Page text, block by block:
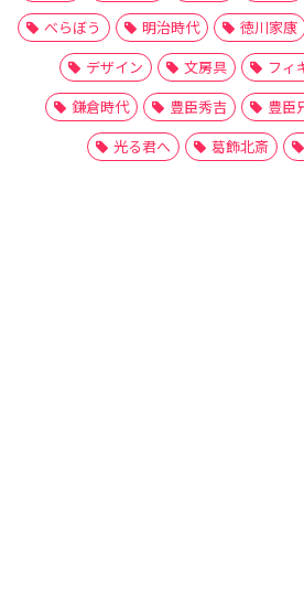
べらぼう
明治時代 徳川家康
デザイン
文房具 フィ
鎌倉時代
豊臣秀吉 豊臣
光る君へ
葛飾北斎